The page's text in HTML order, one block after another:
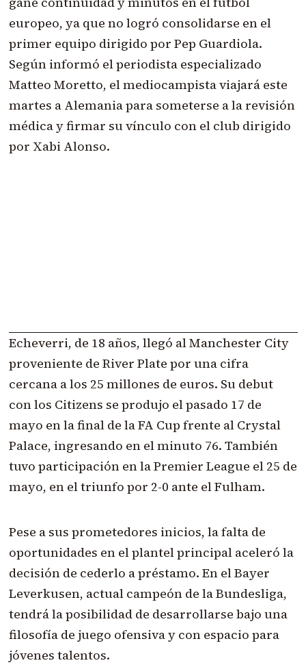
europeo, ya que no logró consolidarse en el
primer equipo dirigido por Pep Guardiola.
Según informó el periodista especializado
Matteo Moretto, el mediocampista viajará este
martes a Alemania para someterse a la revisión
médica y firmar su vínculo con el club dirigido
por Xabi Alonso.
Echeverri, de 18 años, llegó al Manchester City
proveniente de River Plate por una cifra
cercana a los 25 millones de euros. Su debut
con los Citizens se produjo el pasado 17 de
mayo en la final de la FA Cup frente al Crystal
Palace, ingresando en el minuto 76. También
tuvo participación en la Premier League el 25 de
mayo, en el triunfo por 2-0 ante el Fulham.
Pese a sus prometedores inicios, la falta de
oportunidades en el plantel principal aceleró la
decisión de cederlo a préstamo. En el Bayer
Leverkusen, actual campeón de la Bundesliga,
tendrá la posibilidad de desarrollarse bajo una
filosofía de juego ofensiva y con espacio para
jóvenes talentos.